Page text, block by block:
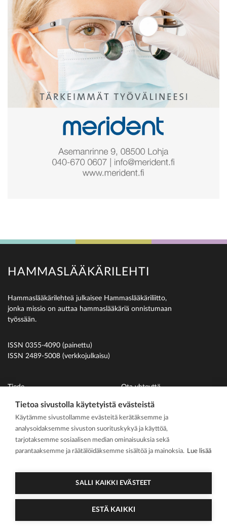
HAMMASLÄÄKÄRILEHTI
Hammaslääkärilehteä julkaisee Hammaslääkäriliitto,
jonka missio on auttaa hammaslääkäriä onnistumaan
työssään.
ISSN 0355-4090 (painettu)
ISSN 2489-5008 (verkkojulkaisu)
Tiede
Uutiset
Ihmiset
På svenska
Kirjoitusohjeet
Ota yhteyttä
Suomen Hammaslääkäriliitto
Tietoa sivustolla käytetyistä evästeistä
Käytämme sivustollamme evästeitä kerätäksemme ja
analysoidaksemme sivuston suorituskykyä ja käyttöä,
tarjotaksemme sosiaalisen median ominaisuuksia sekä
parantaaksemme ja räätälöidäksemme sisältöä ja mainoksia. Lue lisää
SALLI KAIKKI EVÄSTEET
ESTÄ KAIKKI